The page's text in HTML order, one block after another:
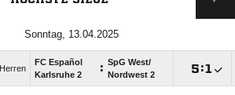
Sonntag, 13.04.2025
Herren
FC Español
Karlsruhe 2
: SpG West/​
Nordwest 2
: